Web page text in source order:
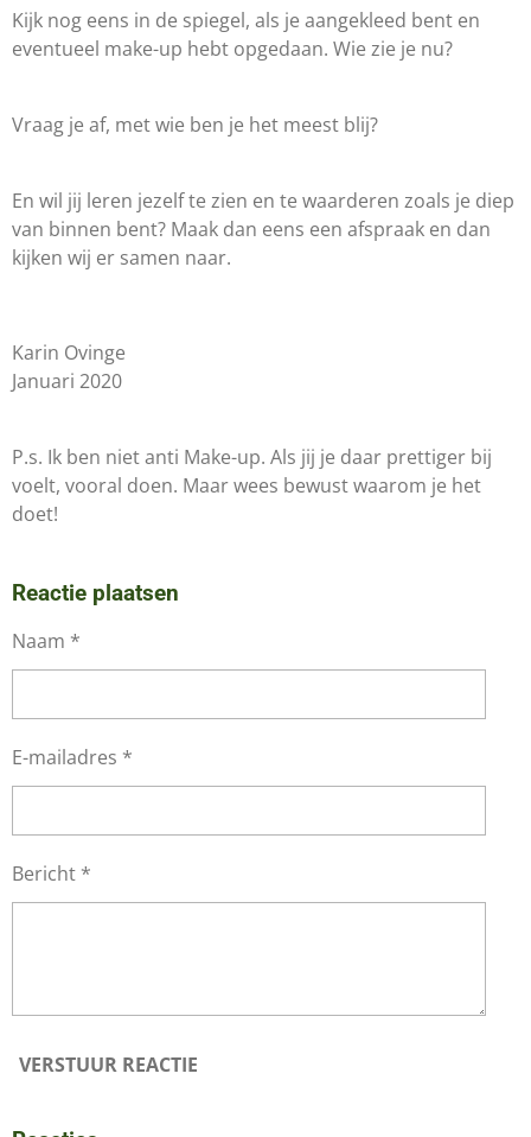
Kijk nog eens in de spiegel, als je aangekleed bent en
eventueel make-up hebt opgedaan. Wie zie je nu?
Vraag je af, met wie ben je het meest blij?
En wil jij leren jezelf te zien en te waarderen zoals je diep
van binnen bent? Maak dan eens een afspraak en dan
kijken wij er samen naar.
Karin Ovinge
Januari 2020
P.s. Ik ben niet anti Make-up. Als jij je daar prettiger bij
voelt, vooral doen. Maar wees bewust waarom je het
doet!
Reactie plaatsen
Naam *
E-mailadres *
Bericht *
VERSTUUR REACTIE